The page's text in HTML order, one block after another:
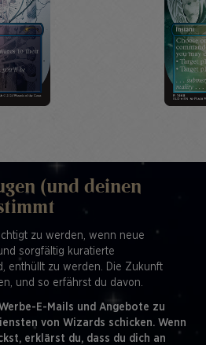
(und deinen
zu werden, wenn neue
sorgfältig kuratierte
enthüllt zu werden. Die Zukunft
und so erfährst du davon.
E-Mails und Angebote zu
von Wizards schicken. Wenn
erklärst du, dass du dich an